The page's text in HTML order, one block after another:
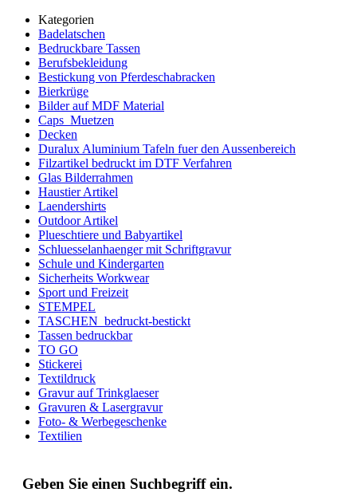
Kategorien
Badelatschen
Bedruckbare Tassen
Berufsbekleidung
Bestickung von Pferdeschabracken
Bierkrüge
Bilder auf MDF Material
Caps_Muetzen
Decken
Duralux Aluminium Tafeln fuer den Aussenbereich
Filzartikel bedruckt im DTF Verfahren
Glas Bilderrahmen
Haustier Artikel
Laendershirts
Outdoor Artikel
Plueschtiere und Babyartikel
Schluesselanhaenger mit Schriftgravur
Schule und Kindergarten
Sicherheits Workwear
Sport und Freizeit
STEMPEL
TASCHEN_bedruckt-bestickt
Tassen bedruckbar
TO GO
Stickerei
Textildruck
Gravur auf Trinkglaeser
Gravuren & Lasergravur
Foto- & Werbegeschenke
Textilien
Geben Sie einen Suchbegriff ein.